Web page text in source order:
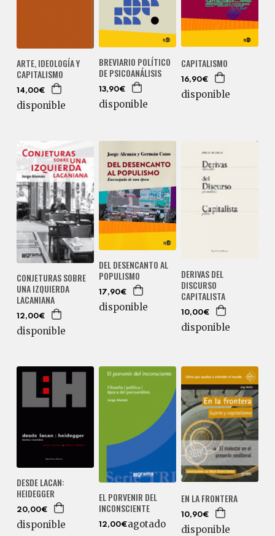
ARTE, IDEOLOGÍA Y
CAPITALISMO
14,00€
disponible
BREVIARIO POLÍTICO
DE PSICOANÁLISIS
13,90€
disponible
CAPITALISMO
16,90€
disponible
CONJETURAS SOBRE
UNA IZQUIERDA
LACANIANA
12,00€
disponible
DEL DESENCANTO AL
POPULISMO
17,90€
disponible
DERIVAS DEL
DISCURSO
CAPITALISTA
10,00€
disponible
DESDE LACAN:
HEIDEGGER
20,00€
disponible
EL PORVENIR DEL
INCONSCIENTE
12,00€agotado
EN LA FRONTERA
10,90€
disponible